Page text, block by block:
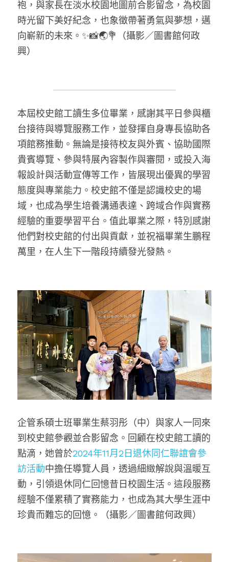
袍，與家長在淡水校園地圖前合影留念，為校園
時光留下美好紀念，也象徵帶著勇氣與夢想，邁
向嶄新的未來。✨📸🌏💐
（攝影／圖書館何政
興）
本屆校史館工讀生多位畢業，感謝其平日參與櫃
台接待與導覽服務工作，並發揮自身專長協助各
項館務推動。無論是接待校友與外賓、協助國際
貴賓導覽、參與特展內容製作與審閱，或投入海
報設計與活動宣傳等工作，皆展現出優異的學習
態度與專業能力。校史館不僅是認識校史的場
域，也成為學生培養溝通表達、跨域合作與實務
經驗的重要學習平台。值此畢業之際，特別感謝
他們對校史館的付出與貢獻，並祝福畢業生鵬程
萬里，在人生下一階段持續發光發熱。
企管系碩士班畢業生蔡羽彤（中）與家人一同來
到校史館參觀並合影留念。回顧在校史館工讀的
點滴，她曾於2024年11月2日退休同仁聯誼會參
訪活動中擔任導覽人員，透過細緻解說與溫暖互
動，引領退休同仁回憶昔日校園生活。這段服務
經驗不僅累積了實務能力，也成為其大學生涯中
珍貴而難忘的回憶。（攝影／圖書館何政興）